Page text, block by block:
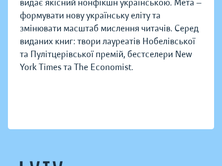
видає якісний нонфікшн українською. Мета —
формувати нову українську еліту та
змінювати масштаб мислення читачів. Серед
виданих книг: твори лауреатів Нобелівської
та Пулітцерівської премій, бестселери New
York Times та The Economist.